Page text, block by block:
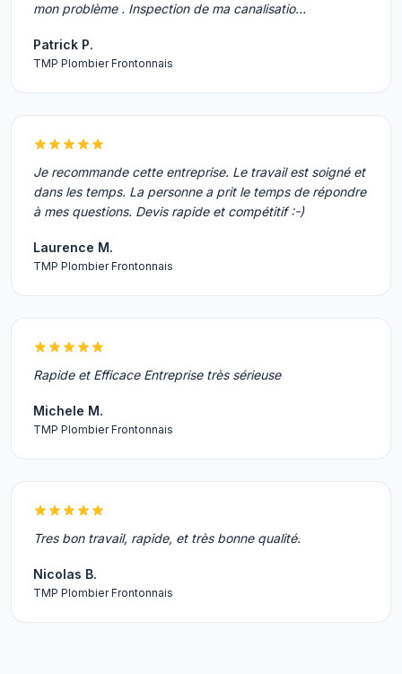
mon problème . Inspection de ma canalisatio…
Patrick P.
TMP Plombier Frontonnais
Je recommande cette entreprise. Le travail est soigné et
dans les temps. La personne a prit le temps de répondre
à mes questions. Devis rapide et compétitif :-)
Laurence M.
TMP Plombier Frontonnais
Rapide et Efficace Entreprise très sérieuse
Michele M.
TMP Plombier Frontonnais
Tres bon travail, rapide, et très bonne qualité.
Nicolas B.
TMP Plombier Frontonnais